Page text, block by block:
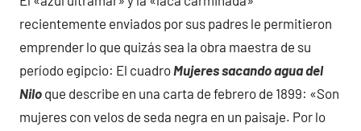
recientemente enviados por sus padres le permitieron
emprender lo que quizás sea la obra maestra de su
período egipcio: El cuadroMujeres sacando agua del
Nilo que describe en una carta de febrero de 1899: «Son
mujeres con velos de seda negra en un paisaje. Por lo